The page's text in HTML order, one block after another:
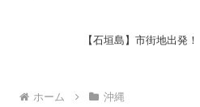
【石垣島】市街地出発
ホーム 沖縄